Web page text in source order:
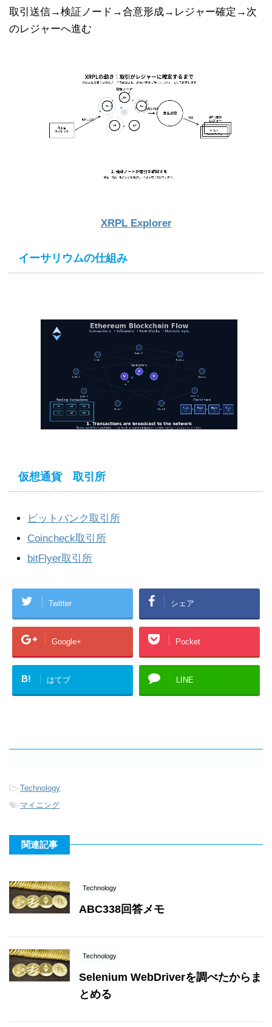
取引送信→検証ノード→合意形成→レジャー確定→次
のレジャーへ進む
XRPL Explorer
イーサリウムの仕組み
仮想通貨 取引所
ビットバンク取引所
Coincheck取引所
bitFlyer取引所
Twitter シェア
Google+ Pocket
B! はてブ LINE
-Technology
-マイニング
関連記事
Technology
ABC338回答メモ
Technology
Selenium WebDriverを調べたからま
とめる